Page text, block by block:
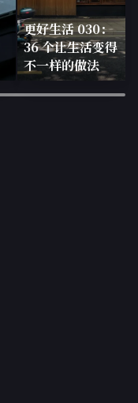
更好生活 030：
36 个让生活变得
不一样的做法